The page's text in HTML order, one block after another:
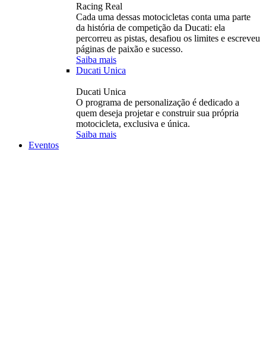
Racing Real
Cada uma dessas motocicletas conta uma parte
da história de competição da Ducati: ela
percorreu as pistas, desafiou os limites e escreveu
páginas de paixão e sucesso.
Saiba mais
Ducati Unica
Ducati Unica
O programa de personalização é dedicado a
quem deseja projetar e construir sua própria
motocicleta, exclusiva e única.
Saiba mais
Eventos